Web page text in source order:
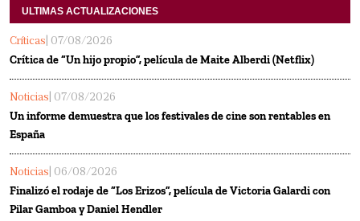
ULTIMAS ACTUALIZACIONES
Críticas | 07/08/2026
Crítica de “Un hijo propio”, película de Maite Alberdi (Netflix)
Noticias | 07/08/2026
Un informe demuestra que los festivales de cine son rentables en
España
Noticias | 06/08/2026
Finalizó el rodaje de “Los Erizos”, película de Victoria Galardi con
Pilar Gamboa y Daniel Hendler